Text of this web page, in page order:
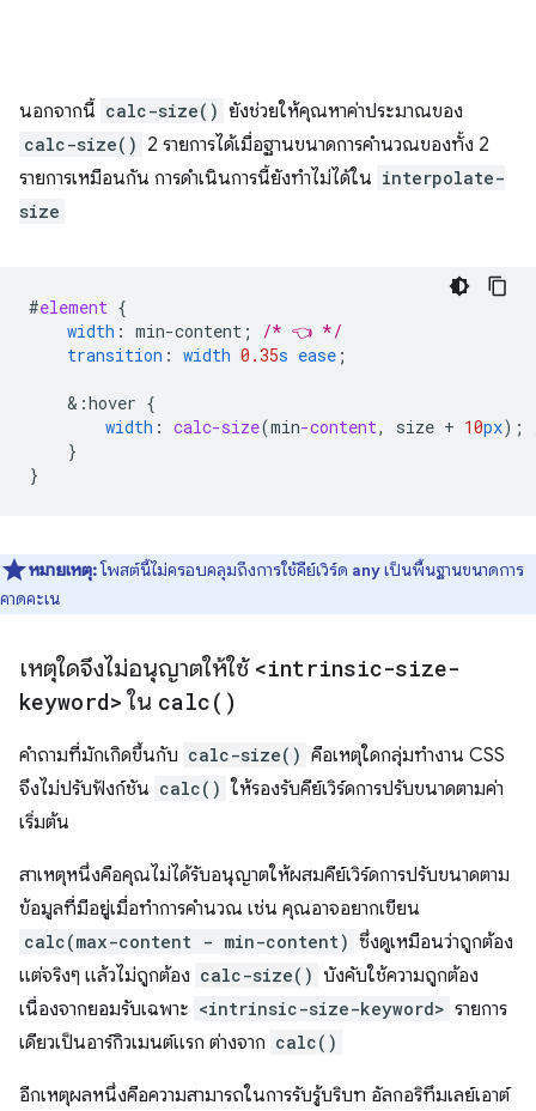
นอกจากนี้ calc-size() ยังช่วยให้คุณหาค่าประมาณของ
calc-size() 2 รายการได้เมื่อฐานขนาดการคํานวณของทั้ง 2
รายการเหมือนกัน การดำเนินการนี้ยังทำไม่ได้ใน interpolate-
size
#element {
width : min-content ;
/* 👈 */
transition : width 0.35s ease ;
& :hover {
width : calc-size(min-content, size + 10px);
}
}
หมายเหตุ:โพสต์นี้ไม่ครอบคลุมถึงการใช้คีย์เวิร์ด anyเป็นพื้นฐานขนาดการ
คาดคะเน
เหตุใดจึงไม่อนุญาตให้ใช้ <intrinsic-size-
keyword> ใน calc( )
คำถามที่มักเกิดขึ้นกับ calc-size() คือเหตุใดกลุ่มทำงาน CSS
จึงไม่ปรับฟังก์ชัน calc() ให้รองรับคีย์เวิร์ดการปรับขนาดตามค่า
เริ่มต้น
สาเหตุหนึ่งคือคุณไม่ได้รับอนุญาตให้ผสมคีย์เวิร์ดการปรับขนาดตาม
ข้อมูลที่มีอยู่เมื่อทำการคำนวณ เช่น คุณอาจอยากเขียน
calc(max-content - min-content) ซึ่งดูเหมือนว่าถูกต้อง
แต่จริงๆ แล้วไม่ถูกต้อง calc-size() บังคับใช้ความถูกต้อง
เนื่องจากยอมรับเฉพาะ <intrinsic-size-keyword> รายการ
เดียวเป็นอาร์กิวเมนต์แรก ต่างจาก calc()
อีกเหตุผลหนึ่งคือความสามารถในการรับรู้บริบท อัลกอริทึมเลย์เอาต์